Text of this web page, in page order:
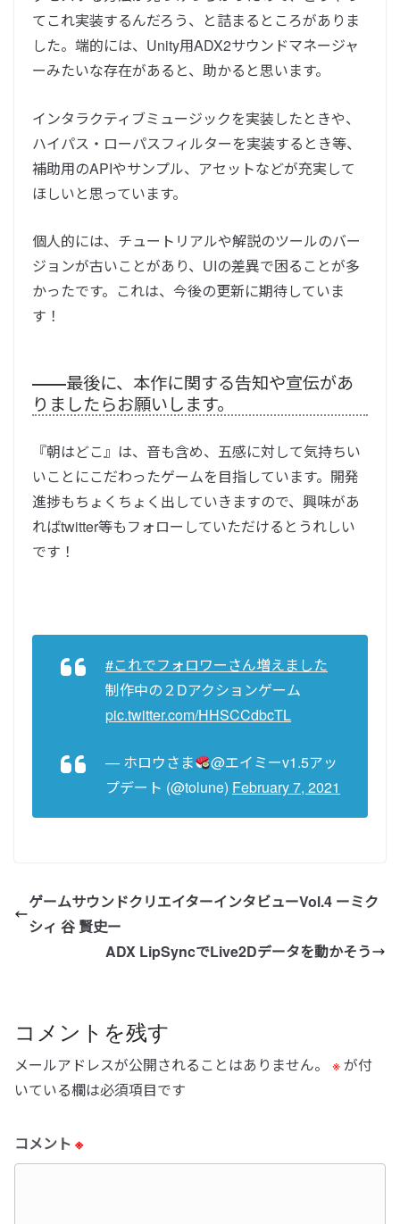
てこれ実装するんだろう、と詰まるところがありま
した。端的には、 Unity用ADX2サウンドマネージャ
ーみたいな存在があると、助かると思います。
インタラクティブミュージックを実装したときや、
ハイパス・ローパスフィルターを実装するとき等、
補助用のAPIやサンプル、アセットなどが充実して
ほしいと思っています。
個人的には、チュートリアルや解説のツールのバー
ジョンが古いことがあり、UIの差異で困ることが多
かったです。これは、今後の更新に期待していま
す！
――最後に、本作に関する告知や宣伝があ
りましたらお願いします。
『朝はどこ』は、音も含め、五感に対して気持ちい
いことにこだわったゲームを目指しています。開発
進捗もちょくちょく出していきますので、興味があ
ればtwitter等もフォローしていただけるとうれしい
です！
#これでフォロワーさん増えました
制作中の２Dアクションゲーム
pic.twitter.com/HHSCCdbcTL
— ホロウさま
@エイミーv1.5アッ
プデート (@tolune) February 7, 2021
ゲームサウンドクリエイターインタビューVol.4 ーミク
シィ 谷 賢史ー
ADX LipSyncでLive2Dデータを動かそう
コメントを残す
メールアドレスが公開されることはありません。 ※が付
いている欄は必須項目です
コメント ※